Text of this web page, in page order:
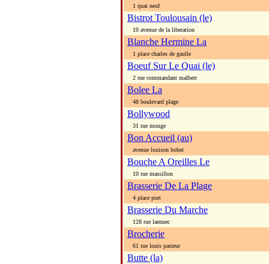
1 quai neuf
Bistrot Toulousain (le)
10 avenue de la liberation
Blanche Hermine La
1 place charles de gaulle
Boeuf Sur Le Quai (le)
2 rue commandant malbert
Bolee La
48 boulevard plage
Bollywood
31 rue monge
Bon Accueil (au)
avenue louison bobet
Bouche A Oreilles Le
10 rue massillon
Brasserie De La Plage
4 place port
Brasserie Du Marche
128 rue laennec
Brocherie
61 rue louis pasteur
Butte (la)